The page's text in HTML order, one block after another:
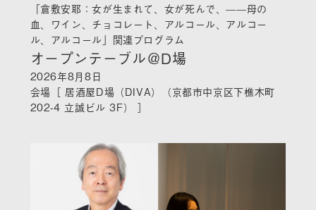
「倉敷安耶：女が生まれて、女が死んで、——母の
血、ワイン、チョコレート、アルコール、アルコー
ル、アルコール」関連プログラム
オープンテーブル＠D場
2026年8月8日
会場［ 居酒屋D場（DIVA）（京都市中京区下樵木町
202-4 立誠ビル 3F） ］